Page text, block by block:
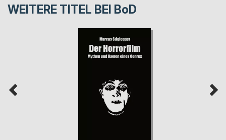
WEITERE TITEL BEI BoD